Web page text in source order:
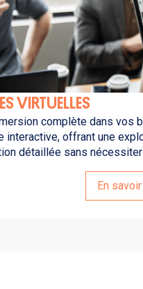
VIRTUELLES
complète dans vos
interactive, offrant une
détaillée sans
En